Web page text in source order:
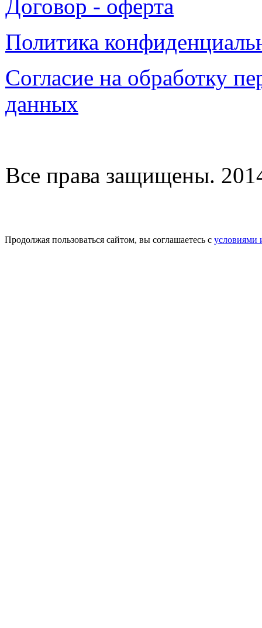
Договор - оферта
Политика
Согласие на обработку
данных
Все права защищены.
Продолжая пользоваться сайтом, вы соглашаетесь с условиями